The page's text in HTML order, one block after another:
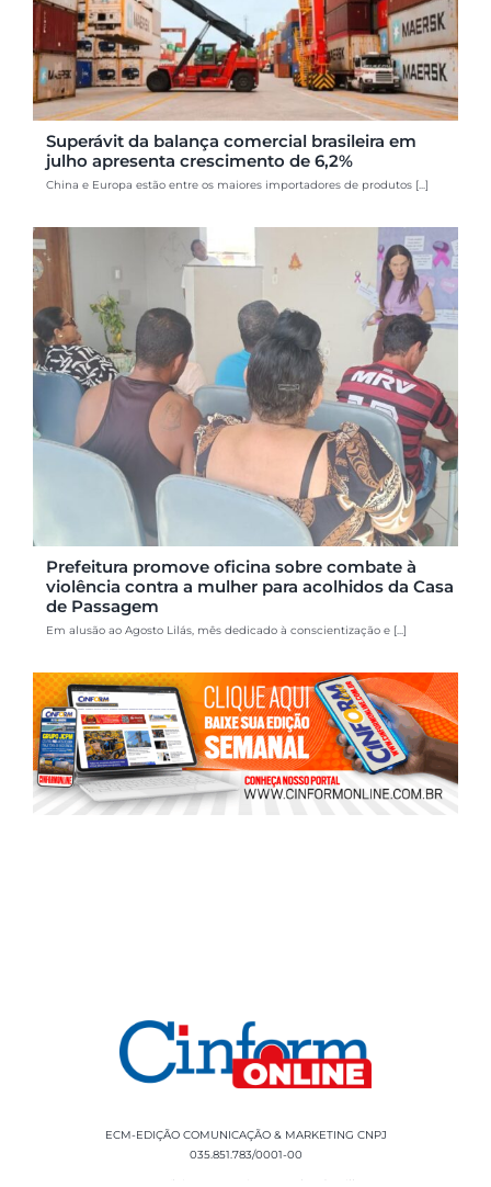
Superávit da balança comercial brasileira em
julho apresenta crescimento de 6,2%
China e Europa estão entre os maiores importadores de produtos [...]
Prefeitura promove oficina sobre combate à
violência contra a mulher para acolhidos da Casa
de Passagem
Em alusão ao Agosto Lilás, mês dedicado à conscientização e [...]
ECM-EDIÇÃO COMUNICAÇÃO & MARKETING CNPJ
035.851.783/0001-00